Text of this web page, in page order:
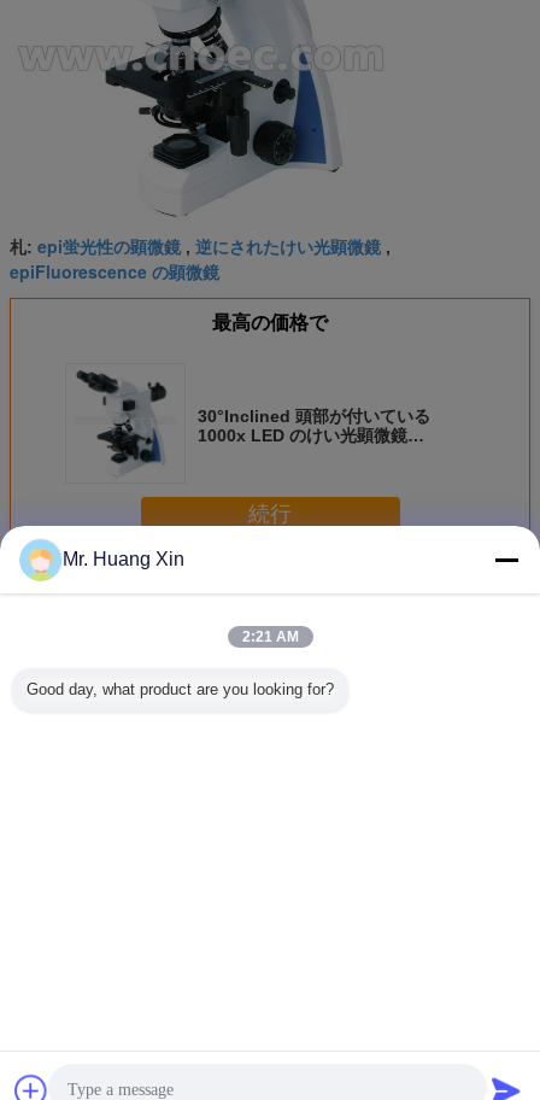
札: epi蛍光性の顕微鏡 , 逆にされたけい光顕微鏡 ,
epiFluorescence の顕微鏡
最高の価格で
30°Inclined 頭部が付いている
1000x LED のけい光顕微鏡
続行
多く蛍光顕微鏡
チャット
Mr. Huang Xin
2:21 AM
Good day, what product are you looking for?